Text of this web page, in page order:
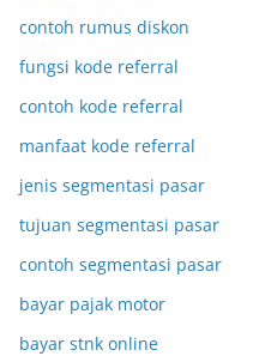
contoh rumus diskon
fungsi kode referral
contoh kode referral
manfaat kode referral
jenis segmentasi pasar
tujuan segmentasi pasar
contoh segmentasi pasar
bayar pajak motor
bayar stnk online